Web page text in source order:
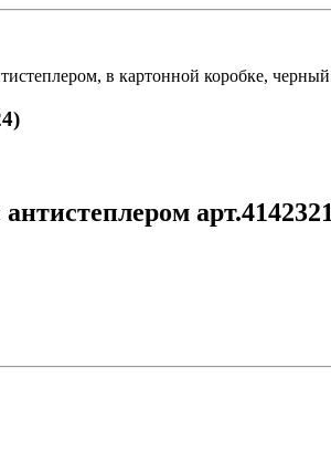
в картонной коробке,